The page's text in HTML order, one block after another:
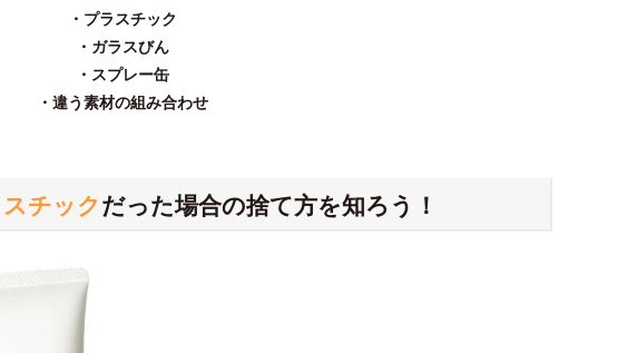
・プラスチック
・ガラスびん
・スプレー缶
・違う素材の組み合わせ
チックだった場合の捨て方を知ろう！